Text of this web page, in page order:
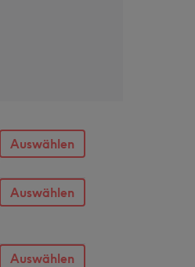
Auswählen
Auswählen
Auswählen